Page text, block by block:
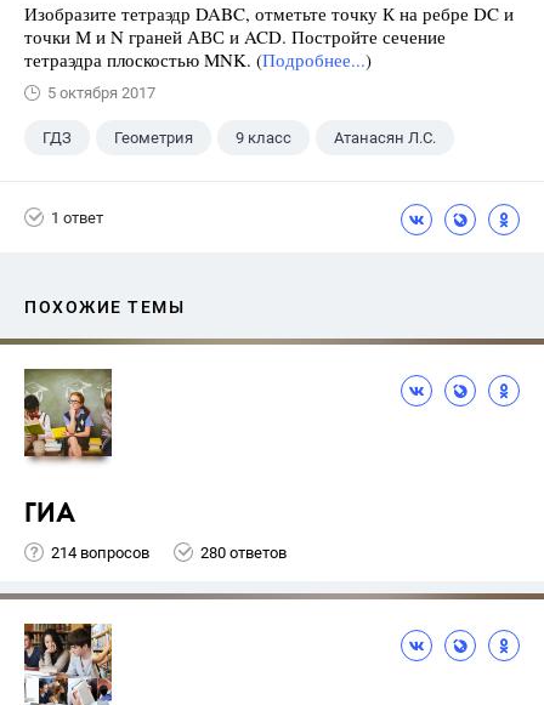
Изобразите тетраэдр DABC, отметьте точку К на ребре DC и
точки М и N граней АВС и ACD. Постройте сечение
тетраэдра плоскостью MNK. (Подробнее...)
5 октября 2017
ГДЗ Геометрия 9 класс Атанасян Л.С.
1 ответ
ПОХОЖИЕ ТЕМЫ
ГИА
214 вопросов 280 ответов